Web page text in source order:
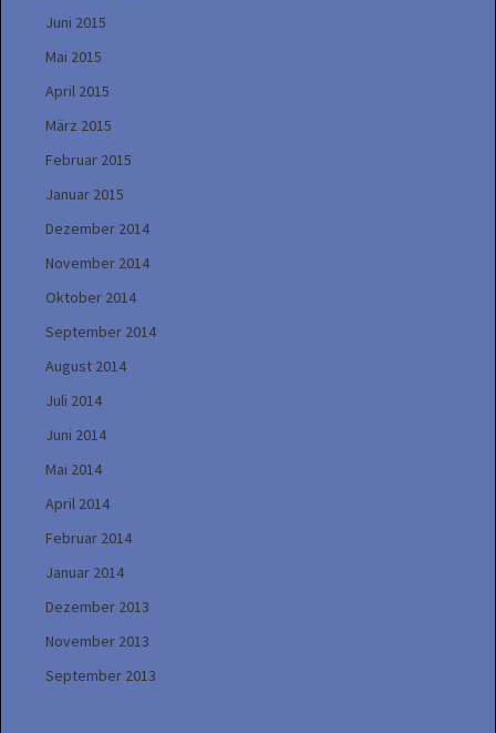
Juni 2015
Mai 2015
April 2015
März 2015
Februar 2015
Januar 2015
Dezember 2014
November 2014
Oktober 2014
September 2014
August 2014
Juli 2014
Juni 2014
Mai 2014
April 2014
Februar 2014
Januar 2014
Dezember 2013
November 2013
September 2013